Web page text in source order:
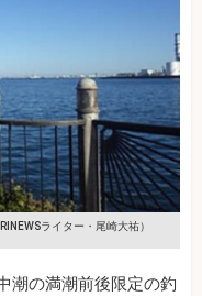
ライター・尾崎大祐）
潮の満潮前後限定の釣